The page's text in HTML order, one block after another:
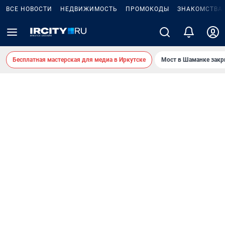
ВСЕ НОВОСТИ НЕДВИЖИМОСТЬ ПРОМОКОДЫ ЗНАКОМСТВА
Бесплатная мастерская для медиа в Иркутске Мост в Шаманке